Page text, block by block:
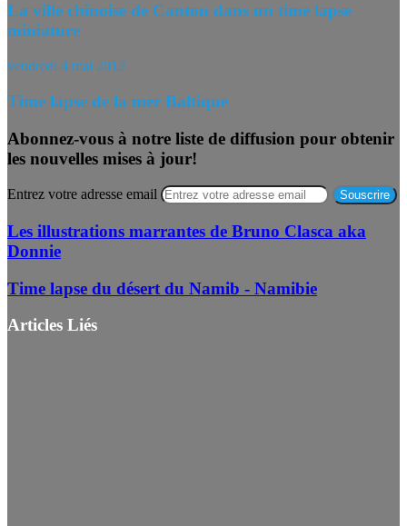
La ville chinoise de Canton dans un time lapse
miniature
vendredi 4 mai 2012
Time lapse de la mer Baltique
Abonnez-vous à notre liste de diffusion pour obtenir
les nouvelles mises à jour!
Entrez votre adresse email
Les illustrations marrantes de Bruno Clasca aka
Donnie
Time lapse du désert du Namib - Namibie
Articles Liés